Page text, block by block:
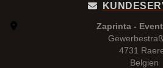
Zaprinta -
4731
Belgien